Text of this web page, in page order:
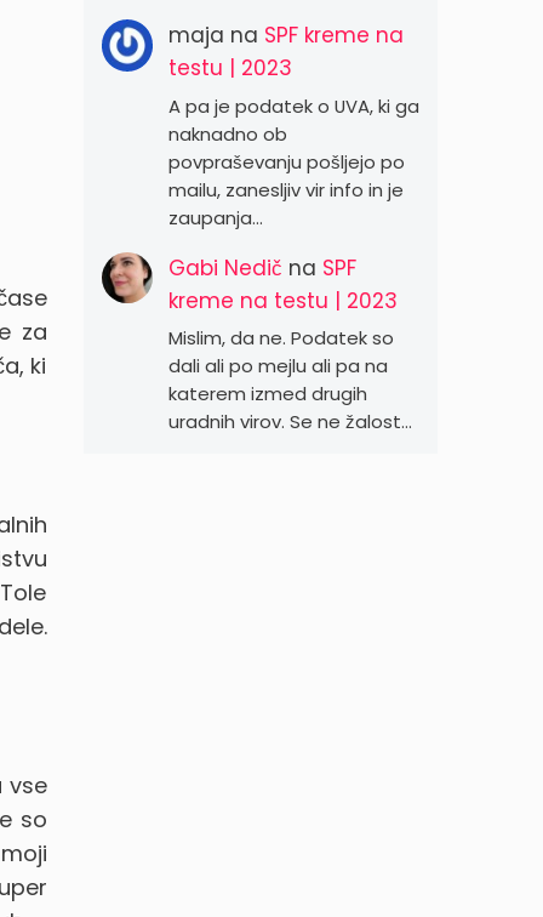
za
ki
vse
so
maja na SPF kreme na
testu | 2023
A pa je podatek o UVA, ki ga
naknadno ob
povpraševanju pošljejo po
mailu, zanesljiv vir info in je
zaupanja…
Gabi Nedič na SPF
kreme na testu | 2023
Mislim, da ne. Podatek so
dali ali po mejlu ali pa na
katerem izmed drugih
uradnih virov. Se ne žalost…